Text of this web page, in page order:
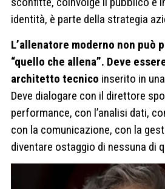
identità, è parte della strategia
L’allenatore moderno non può
“quello che allena”. Deve
architetto tecnico inserito in
Deve dialogare con il direttore
performance, con l’analisi dati,
con la comunicazione, con la
diventare ostaggio di nessuna di